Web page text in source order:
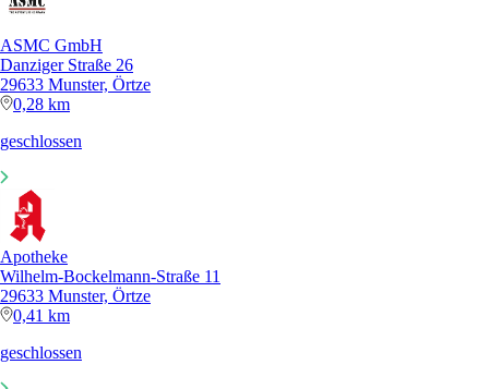
ASMC GmbH
Danziger Straße 26
29633 Munster, Örtze
0,28 km
geschlossen
Apotheke
Wilhelm-Bockelmann-Straße 11
29633 Munster, Örtze
0,41 km
geschlossen